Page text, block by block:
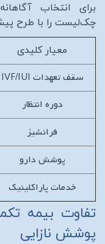
برای انتخاب
چک‌لیست را با طرح
معیار کلیدی
سقف تعهدات IVF/IUI
دوره انتظار
فرانشیز
پوشش دارو
خدمات پاراکلینیک
تفاوت بیمه
پوشش نازایی